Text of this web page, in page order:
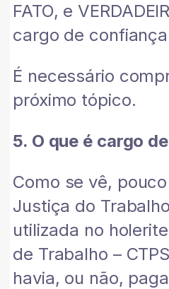
FATO, e
cargo de
É necessário
próximo tópico.
5. O que é cargo
Como se vê,
Justiça do
utilizada no
de Trabalho –
havia, ou não,